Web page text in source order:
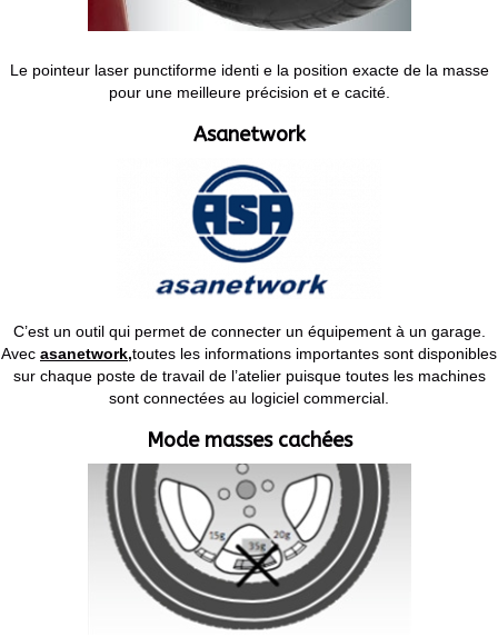
Le pointeur laser punctiforme identi e la position exacte de la masse
pour une meilleure précision et e cacité.
Asanetwork
C’est un outil qui permet de connecter un équipement à un garage.
Avec asanetwork,toutes les informations importantes sont disponibles
sur chaque poste de travail de l’atelier puisque toutes les machines
sont connectées au logiciel commercial.
Mode masses cachées